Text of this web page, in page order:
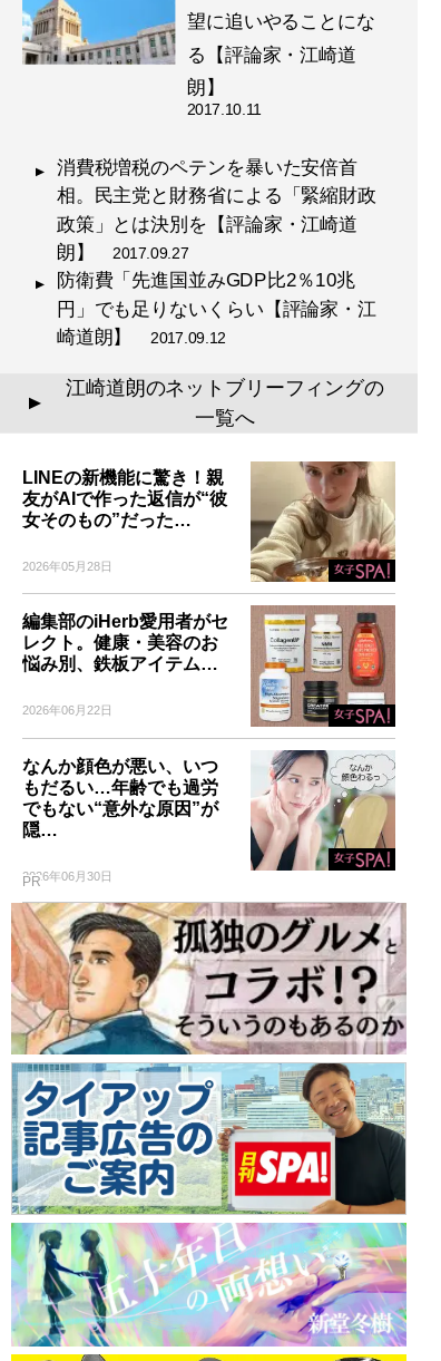
望に追いやることにな
る【評論家・江崎道
朗】
2017.10.11
消費税増税のペテンを暴いた安倍首
相。民主党と財務省による「緊縮財政
政策」とは決別を【評論家・江崎道
朗】 2017.09.27
防衛費「先進国並みGDP比2％10兆
円」でも足りないくらい【評論家・江
崎道朗】 2017.09.12
▲
江崎道朗のネットブリーフィングの
一覧へ
LINEの新機能に驚き！親
友がAIで作った返信が“彼
女そのもの”だった…
2026年05月28日
編集部のiHerb愛用者がセ
レクト。健康・美容のお
悩み別、鉄板アイテム…
2026年06月22日
なんか顔色が悪い、いつ
もだるい…年齢でも過労
でもない“意外な原因”が
隠…
2026年06月30日
PR